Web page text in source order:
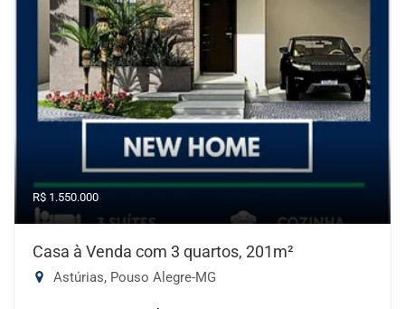
R$ 1.550.000
Casa à Venda com 3 quartos, 201m²
Astúrias, Pouso Alegre-MG